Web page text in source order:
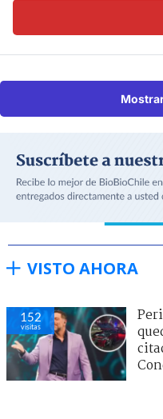
VISTO AHORA
152
visitas